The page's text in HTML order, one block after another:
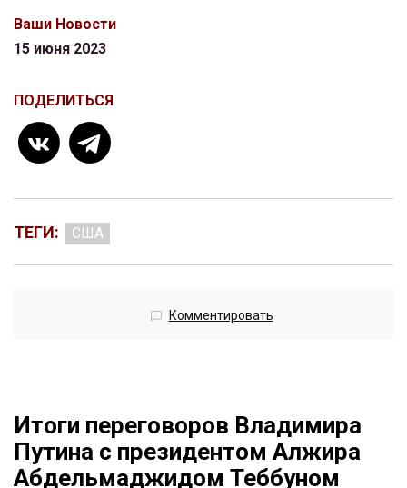
Ваши Новости
15 июня 2023
ПОДЕЛИТЬСЯ
ТЕГИ: США
Комментировать
Итоги переговоров Владимира
Путина с президентом Алжира
Абдельмаджидом Теббуном